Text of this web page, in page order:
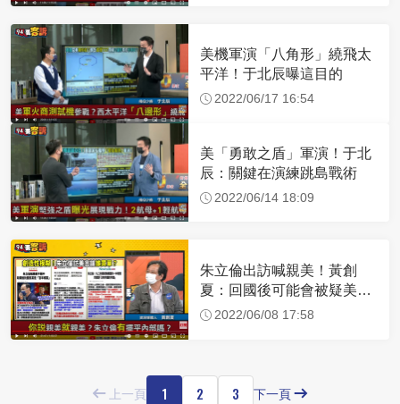
美機軍演「八角形」繞飛太
平洋！于北辰曝這目的
2022/06/17 16:54
美「勇敢之盾」軍演！于北
辰：關鍵在演練跳島戰術
2022/06/14 18:09
朱立倫出訪喊親美！黃創
夏：回國後可能會被疑美派
圍剿2022/06/08 17:58
上一頁 1 2 3 下一頁